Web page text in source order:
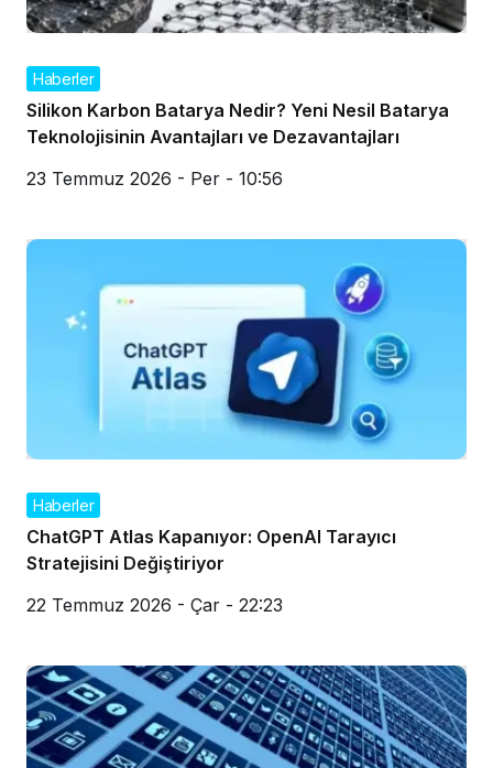
Haberler
Silikon Karbon Batarya Nedir? Yeni Nesil Batarya
Teknolojisinin Avantajları ve Dezavantajları
23 Temmuz 2026 - Per - 10:56
Haberler
ChatGPT Atlas Kapanıyor: OpenAI Tarayıcı
Stratejisini Değiştiriyor
22 Temmuz 2026 - Çar - 22:23